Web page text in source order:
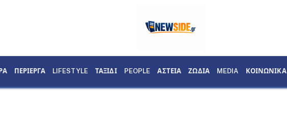
ΠΕΡΙΕΡΓΑ LIFESTYLE ΤΑΞΙΔΙ PEOPLE ΑΣΤΕΙΑ ΖΩΔΙΑ MEDIA ΚΟΙΝΩΝΙΚΑ